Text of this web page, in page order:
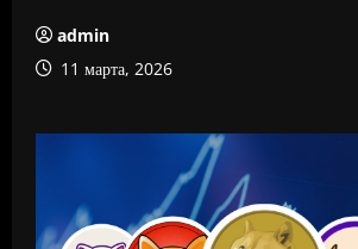
admin
11 марта, 2026